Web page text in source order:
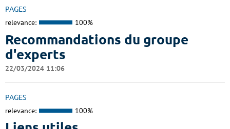
PAGES
relevance: 100%
Recommandations du groupe
d'experts
22/03/2024 11:06
PAGES
relevance: 100%